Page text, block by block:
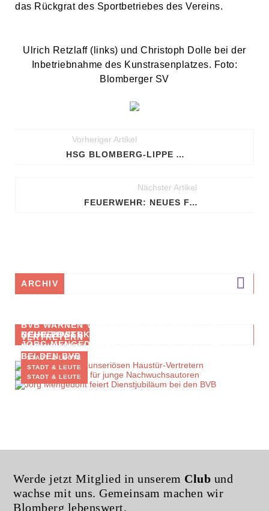
das Rückgrat des Sportbetriebes des Vereins.
Ulrich Retzlaff (links) und Christoph Dolle bei der
Inbetriebnahme des Kunstrasenplatzes. Foto:
Blomberger SV
Vorheriger Artikel
HSG BLOMBERG-LIPPE AUCH BEI SACHSEN ZWICKAU SIEGREICH
Nächster Artikel
FEUERWEHR: NEUES FAHRZEUG FÜR LÖSCHGRUPPE HERRENTRUP
ARCHIV
NEUE POSTS
BVB WARNEN VOR UNSERIÖSEN HAUSTÜR-
VERTRETERN
STADT & LEUTE
SCHREIBWERKSTATT FÜR JUNGE
NACHWUCHSAUTOREN
STADT & LEUTE
JÖRG MENGEDOHT FEIERT DIENSTJUBILÄUM
BEI DEN BVB
STADT & LEUTE
Werde jetzt Mitglied in unserem Club und
wachse mit uns. Gemeinsam machen wir
Blomberg lebenswert.